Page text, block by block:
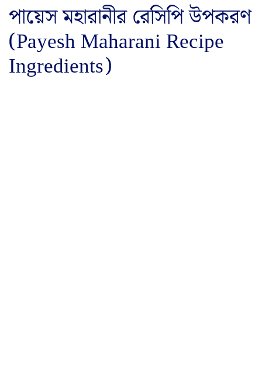
পায়েস মহারানীর রেসিপি উপকরণ
(Payesh Maharani Recipe
Ingredients)